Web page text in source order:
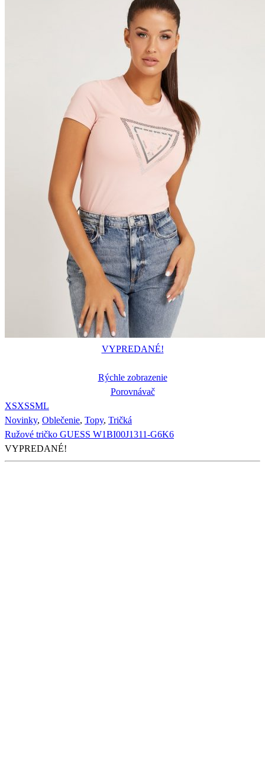
VYPREDANÉ!
Rýchle zobrazenie
Porovnávač
XSXSSML
Novinky, Oblečenie, Topy, Tričká
Ružové tričko GUESS W1BI00J1311-G6K6
VYPREDANÉ!